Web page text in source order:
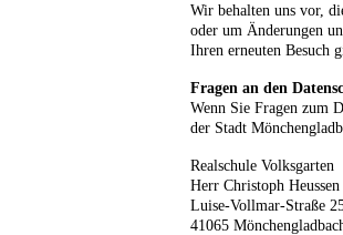
Wir behalten uns vor,
oder um Änderungen
Ihren erneuten Besuch
Fragen an den
Wenn Sie Fragen zum
der Stadt
Realschule Volksgarten
Herr Christoph Heussen
Luise-Vollmar-Straße
41065